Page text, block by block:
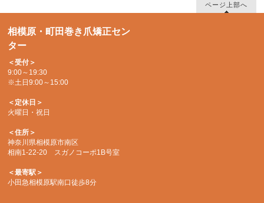
ページ上部へ
相模原・町田巻き爪矯正セン
ター
＜受付＞
9:00～19:30
※土日9:00～15:00
＜定休日＞
火曜日・祝日
＜住所＞
神奈川県相模原市南区
相南1-22-20 スガノコーポ1B号室
＜最寄駅＞
小田急相模原駅南口徒歩8分